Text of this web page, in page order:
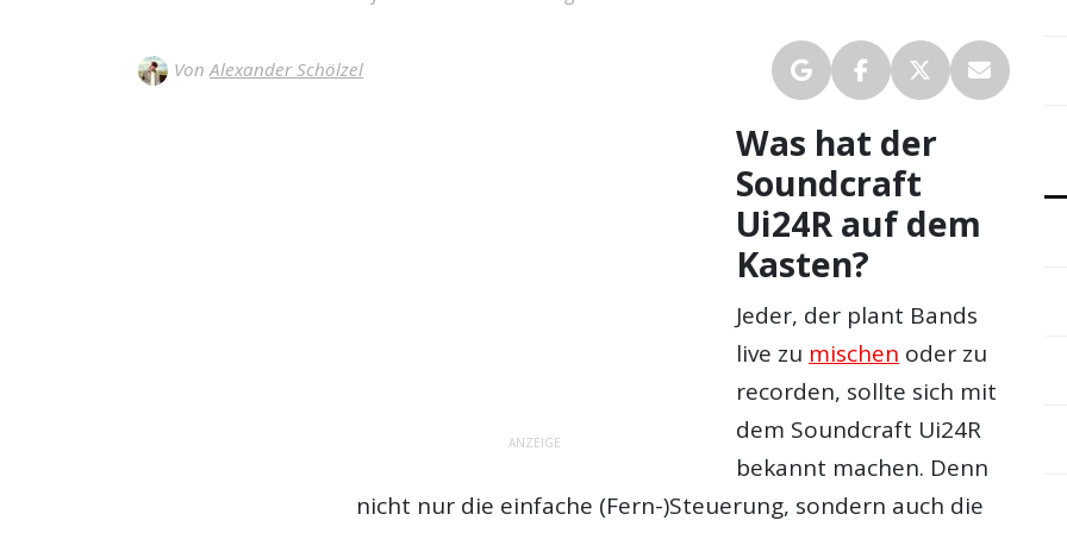
Von Alexander Schölzel
ANZEIGE
Was hat der
Soundcraft
Ui24R auf dem
Kasten?
Jeder, der plant Bands
live zu mischen oder zu
recorden, sollte sich mit
dem Soundcraft Ui24R
bekannt machen. Denn
nicht nur die einfache (Fern-)Steuerung, sondern auch die